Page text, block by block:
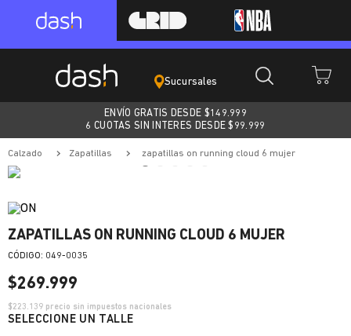
Sucursales
ENVÍO GRATIS DESDE $149.999
6 CUOTAS SIN INTERES DESDE $99.999
calzado zapatillas zapatillas on running cloud 6 mujer
ZAPATILLAS ON RUNNING CLOUD 6 MUJER
: 049-0035
$269.999
$223.139 precio sin impuestos nacionales